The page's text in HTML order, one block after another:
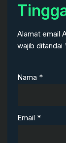
Alamat email
wajib ditandai
Nama *
Email *